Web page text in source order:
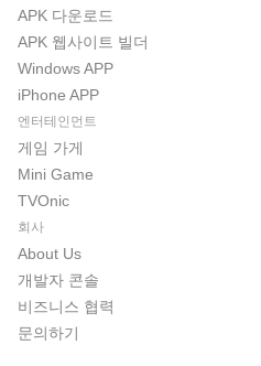
APK 다운로드
APK 웹사이트 빌더
Windows APP
iPhone APP
엔터테인먼트
게임 가게
Mini Game
TVOnic
회사
About Us
개발자 콘솔
비즈니스 협력
문의하기